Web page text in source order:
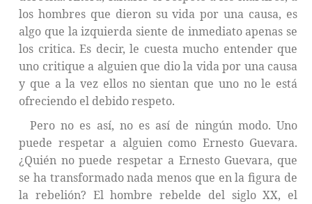
los hombres que dieron su vida por una causa, es
algo que la izquierda siente de inmediato apenas se
los critica. Es decir, le cuesta mucho entender que
uno critique a alguien que dio la vida por una causa
y que a la vez ellos no sientan que uno no le está
ofreciendo el debido respeto.
Pero no es así, no es así de ningún modo. Uno
puede respetar a alguien como Ernesto Guevara.
¿Quién no puede respetar a Ernesto Guevara, que
se ha transformado nada menos que en la figura de
la rebelión? El hombre rebelde del siglo XX, el